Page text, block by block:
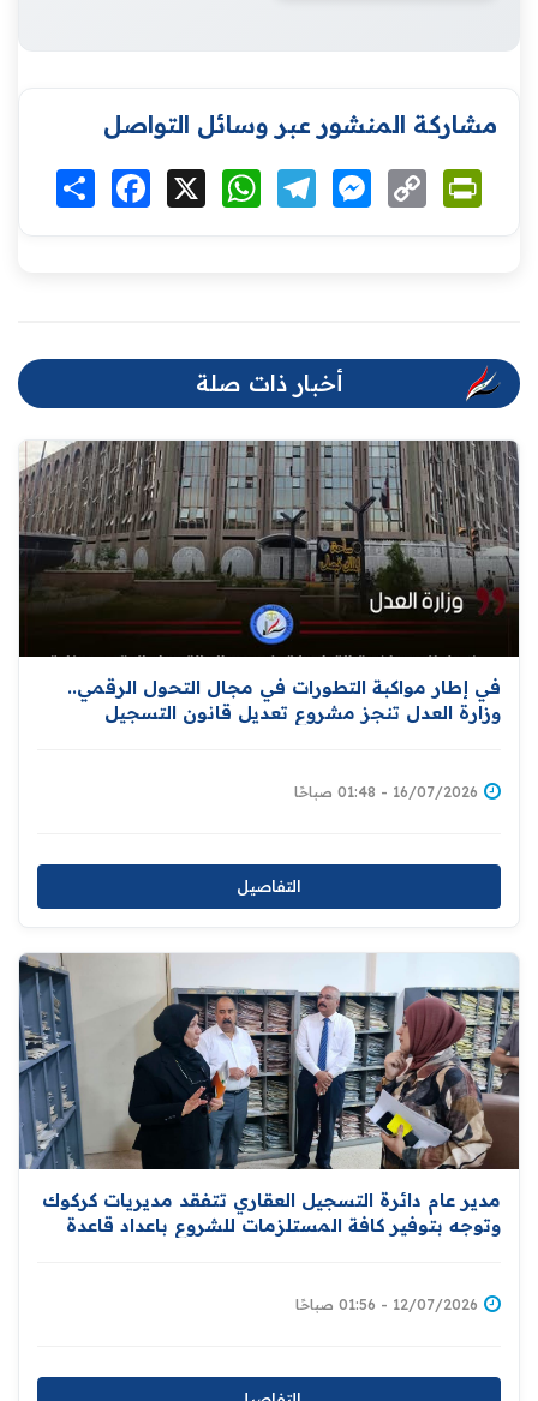
مشاركة المنشور عبر وسائل التواصل
انشر Facebook WhatsAppTelegramMessenger
Copy
Link
أخبار ذات صلة
في إطار مواكبة التطورات في مجال التحول الرقمي..
وزارة العدل تنجز مشروع تعديل قانون التسجيل
16/07/2026 - 01:48 صباحًا
التفاصيل
مدير عام دائرة التسجيل العقاري تتفقد مديريات كركوك
وتوجه بتوفير كافة المستلزمات للشروع باعداد قاعدة
12/07/2026 - 01:56 صباحًا